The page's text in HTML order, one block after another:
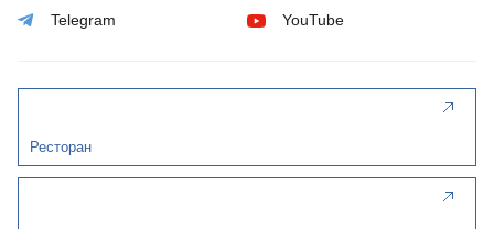
Telegram YouTube
Ресторан